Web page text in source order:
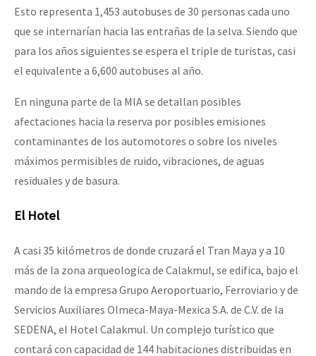
Esto representa 1,453 autobuses de 30 personas cada uno
que se internarían hacia las entrañas de la selva. Siendo que
para los años siguientes se espera el triple de turistas, casi
el equivalente a 6,600 autobuses al año.
En ninguna parte de la MIA se detallan posibles
afectaciones hacia la reserva por posibles emisiones
contaminantes de los automotores o sobre los niveles
máximos permisibles de ruido, vibraciones, de aguas
residuales y de basura.
El Hotel
A casi 35 kilómetros de donde cruzará el Tran Maya y a 10
más de la zona arqueologica de Calakmul, se edifica, bajo el
mando de la empresa Grupo Aeroportuario, Ferroviario y de
Servicios Auxiliares Olmeca-Maya-Mexica S.A. de C.V. de la
SEDENA, el Hotel Calakmul. Un complejo turístico que
contará con capacidad de 144 habitaciones distribuidas en